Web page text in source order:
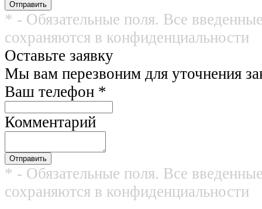
* - Обязательные поля. Все
сохраняются в конфиденциальности
Оставьте заявку
Мы вам перезвоним для уточнения
Ваш телефон *
Комментарий
* - Обязательные поля. Все
сохраняются в конфиденциальности